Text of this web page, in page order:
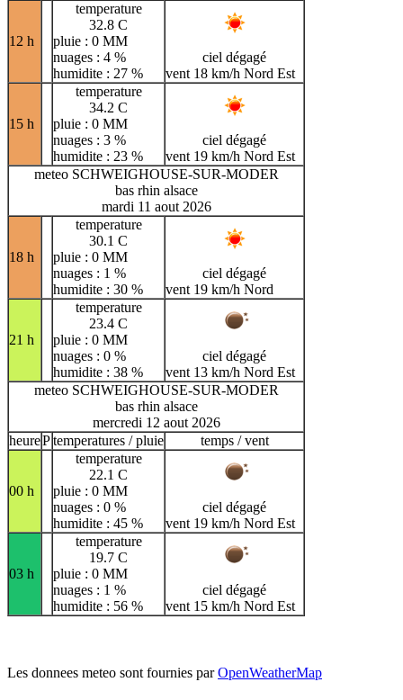
12 h
temperature
32.8 C
pluie : 0 MM
nuages : 4 %
humidite : 27 %
ciel dégagé
vent 18 km/h Nord Est
15 h
temperature
34.2 C
pluie : 0 MM
nuages : 3 %
humidite : 23 %
ciel dégagé
vent 19 km/h Nord Est
meteo SCHWEIGHOUSE-SUR-MODER
bas rhin alsace
mardi 11 aout 2026
18 h
temperature
30.1 C
pluie : 0 MM
nuages : 1 %
humidite : 30 %
ciel dégagé
vent 19 km/h Nord
21 h
temperature
23.4 C
pluie : 0 MM
nuages : 0 %
humidite : 38 %
ciel dégagé
vent 13 km/h Nord Est
meteo SCHWEIGHOUSE-SUR-MODER
bas rhin alsace
mercredi 12 aout 2026
heurePtemperatures / pluie temps / vent
00 h
temperature
22.1 C
pluie : 0 MM
nuages : 0 %
humidite : 45 %
ciel dégagé
vent 19 km/h Nord Est
03 h
temperature
19.7 C
pluie : 0 MM
nuages : 1 %
humidite : 56 %
ciel dégagé
vent 15 km/h Nord Est
Les donnees meteo sont fournies parOpenWeatherMap